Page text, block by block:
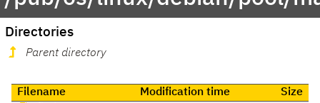
Directories
Parent directory
Filename Modification time
Size